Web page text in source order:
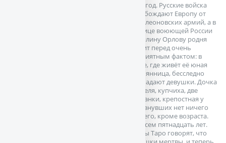
1813 год. Русские войска
освобождают Европу от
наполеоновских армий, а в
столице воюющей России
фрейлину Орлову родня
ставит перед очень
неприятным фактом: в
уезде, где живёт её юная
племянница, бесследно
пропадают девушки. Дочка
учителя, купчиха, две
мещанки, крепостная у
исчезнувших нет ничего
общего, кроме возраста.
Им всем пятнадцать лет.
Карты Таро говорят, что